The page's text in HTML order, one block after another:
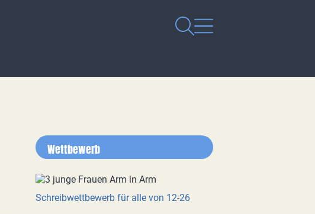
Wettbewerb
Schreibwettbewerb für alle von 12-26